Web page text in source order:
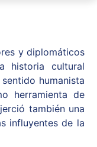
y diplomáticos
historia cultural
humanista
herramienta de
también una
influyentes de la